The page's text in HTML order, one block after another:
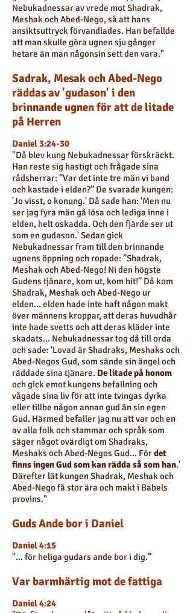
Nebukadnessar av vrede mot Shadrak,
Meshak och Abed-Nego, så att hans
ansiktsuttryck förvandlades. Han befallde
att man skulle göra ugnen sju gånger
hetare än man någonsin sett den vara."
Sadrak, Mesak och Abed-Nego
räddas av 'gudason' i den
brinnande ugnen för att de litade
på Herren
Daniel 3:24-30
"Då blev kung Nebukadnessar förskräckt.
Han reste sig hastigt och frågade sina
rådsherrar: ”Var det inte tre män vi band
och kastade i elden?” De svarade kungen:
'Jo visst, o konung.' Då sade han: 'Men nu
ser jag fyra män gå lösa och lediga inne i
elden, helt oskadda. Och den fjärde ser ut
som en gudason.' Sedan gick
Nebukadnessar fram till den brinnande
ugnens öppning och ropade: ”Shadrak,
Meshak och Abed-Nego! Ni den högste
Gudens tjänare, kom ut, kom hit!” Då kom
Shadrak, Meshak och Abed-Nego ur
elden... elden hade inte haft någon makt
över männens kroppar, att deras huvudhår
inte hade svetts och att deras kläder inte
skadats... Nebukadnessar tog då till orda
och sade: 'Lovad är Shadraks, Meshaks och
Abed-Negos Gud, som sände sin ängel och
räddade sina tjänare. De litade på honom
och gick emot kungens befallning och
vågade sina liv för att inte tvingas dyrka
eller tillbe någon annan gud än sin egen
Gud. Härmed befaller jag nu att var och en
av alla folk och stammar och språk som
säger något ovärdigt om Shadraks,
Meshaks och Abed-Negos Gud... Fördet
finns ingen Gud som kan rädda så som han.'
Därefter lät kungen Shadrak, Meshak och
Abed-Nego få stor ära och makt i Babels
provins."
Guds Ande bor i Daniel
Daniel 4:15
"... för heliga gudars ande bor i dig.”
Var barmhärtig mot de fattiga
Daniel 4:24